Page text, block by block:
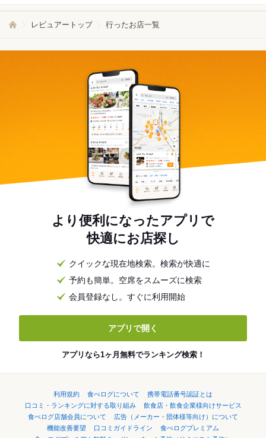
レビュアートップ 行ったお店一覧
より便利になったアプリで
快適にお店探し
クイックな現在地検索。検索が快適に
予約も簡単。空席をスムーズに検索
会員登録なし。すぐに利用開始
アプリで開く
アプリなら1ヶ月無料でランキング検索！
利用規約 食べログについて
携帯電話番号認証とは
口コミ・ランキングに対する取り組み
飲食店・飲食企業様向けサービス
食べログ店舗会員について
広告（メーカー・団体様等向け）について
機能改善要望
口コミガイドライン
食べログプレミアム